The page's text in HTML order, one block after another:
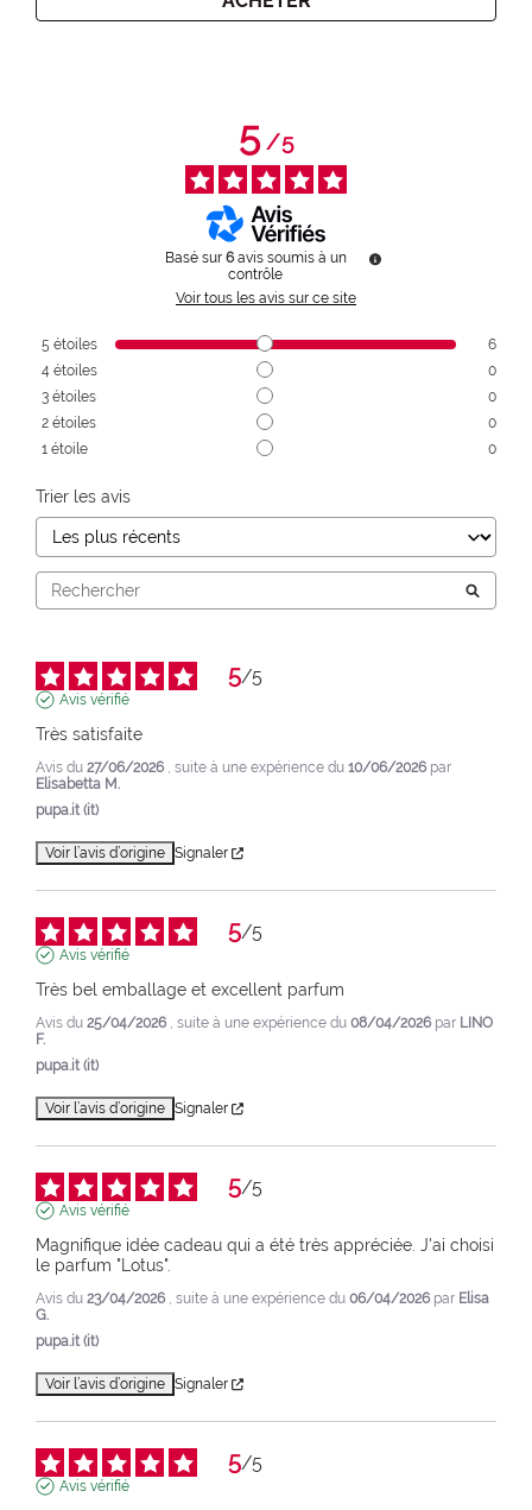
5/5
Basé sur 6 avis soumis à un
contrôle
Voir tous les avis sur ce site
5 étoiles
6
4 étoiles
0
3 étoiles
0
2 étoiles
0
1 étoile 0
Trier les avis
5/5
Avis vérifié
Très satisfaite
Avis du 27/06/2026 , suite à une expérience du 10/06/2026 par
Elisabetta M.
pupa.it (it)
Voir l’avis d’origine Signaler
5/5
Avis vérifié
Très bel emballage et excellent parfum
Avis du 25/04/2026 , suite à une expérience du 08/04/2026 par LINO
F.
pupa.it (it)
Voir l’avis d’origine Signaler
5/5
Avis vérifié
Magnifique idée cadeau qui a été très appréciée. J'ai choisi
le parfum "Lotus".
Avis du 23/04/2026 , suite à une expérience du 06/04/2026 par Elisa
G.
pupa.it (it)
Voir l’avis d’origine Signaler
5/5
Avis vérifié